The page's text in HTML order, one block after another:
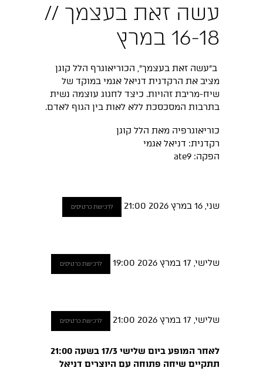
עשה זאת בעצמך //
16-18 במרץ
ב"עשה זאת בעצמך", הכוריאוגרף הלל קוגן
מציב את הרקדנית דניאל אגמי במוקד של
שיח-מריבת זהויות. כיצד לחגוג עוצמה נשית
בתרבות המסכסכת ללא לאות בין הגוף לאדם.
כוריאוגרפיה מאת הלל קוגן
רקדנית: דניאל אגמי
הפקה: ate9
שני, 16 במרץ 2026 21:00 לרכישת כרטיסים
שלישי, 17 במרץ 2026 19:00 לרכישת כרטיסים
שלישי, 17 במרץ 2026 21:00 לרכישת כרטיסים
לאחר המופע ביום שלישי 17/3 בשעה 21:00
תתקיים שיחה פתוחה עם היוצרים דניאל